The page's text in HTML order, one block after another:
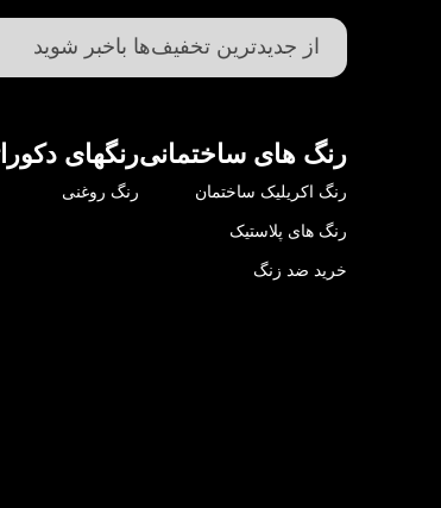
رنگ های ساختمانی
رنگ اکریلیک ساختمان
رنگ های پلاستیک
خرید ضد زنگ
رنگهای
رنگ روغنی